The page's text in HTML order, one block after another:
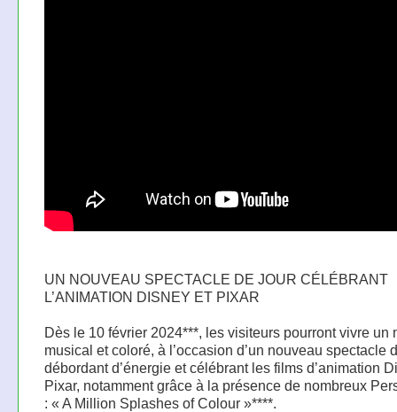
UN NOUVEAU SPECTACLE DE JOUR CÉLÉBRANT
L’ANIMATION DISNEY ET PIXAR
Dès le 10 février 2024***, les visiteurs pourront vivre un
musical et coloré, à l’occasion d’un nouveau spectacle
débordant d’énergie et célébrant les films d’animation
Pixar, notamment grâce à la présence de nombreux
: « A Million Splashes of Colour »****.